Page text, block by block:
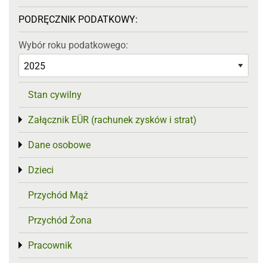
PODRĘCZNIK PODATKOWY:
Wybór roku podatkowego:
Stan cywilny
Załącznik EÜR (rachunek zysków i strat)
Toggle menu
Dane osobowe
Toggle menu
Dzieci
Toggle menu
Przychód Mąż
Przychód Żona
Pracownik
Toggle menu